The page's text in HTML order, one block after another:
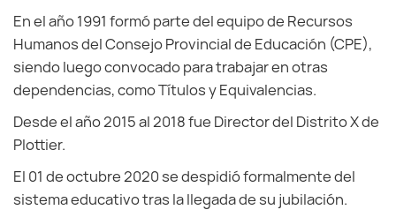
En el año 1991 formó parte del equipo de Recursos
Humanos del Consejo Provincial de Educación (CPE),
siendo luego convocado para trabajar en otras
dependencias, como Títulos y Equivalencias.
Desde el año 2015 al 2018 fue Director del Distrito X de
Plottier.
El 01 de octubre 2020 se despidió formalmente del
sistema educativo tras la llegada de su jubilación.